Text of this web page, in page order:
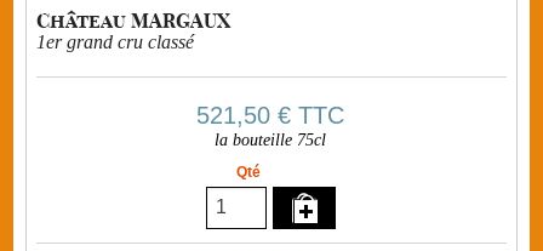
Château MARGAUX
1er grand cru classé
521,50 € TTC
la bouteille 75cl
Qté